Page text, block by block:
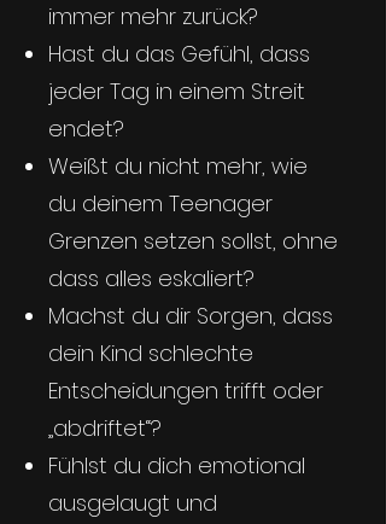
immer mehr zurück?
Hast du das Gefühl, dass
jeder Tag in einem Streit
endet?
Weißt du nicht mehr, wie
du deinem Teenager
Grenzen setzen sollst, ohne
dass alles eskaliert?
Machst du dir Sorgen, dass
dein Kind schlechte
Entscheidungen trifft oder
„abdriftet“?
Fühlst du dich emotional
ausgelaugt und